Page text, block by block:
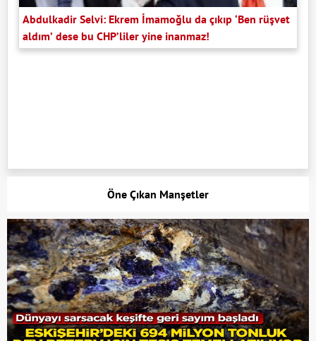
Abdulkadir Selvi: Ekrem İmamoğlu da çıkıp ‘Ben rüşvet
aldım’ dese bu CHP’liler yine inanmaz!
Öne Çıkan Manşetler